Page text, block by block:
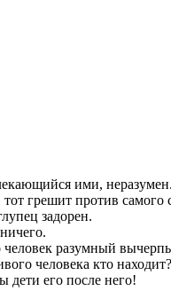
ими, неразумен.
грешит против самого
задорен.
разумный
человека кто находит?
дети его после него!